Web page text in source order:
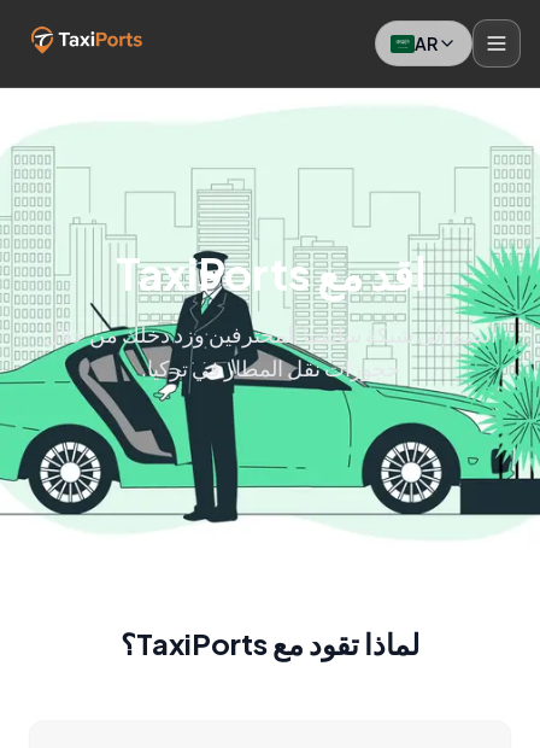
AR
اقد مع TaxiPorts
انضم إلى شبكة سائقينا المحترفين وزد دخلك من خلال
حجوزات نقل المطار في تركيا.
لماذا تقود مع TaxiPorts؟